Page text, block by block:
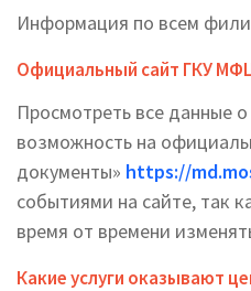
Информация по всем
Официальный сайт ГКУ
Просмотреть все данные
возможность на
документы» https://
событиями на сайте, так
время от времени
Какие услуги оказывают